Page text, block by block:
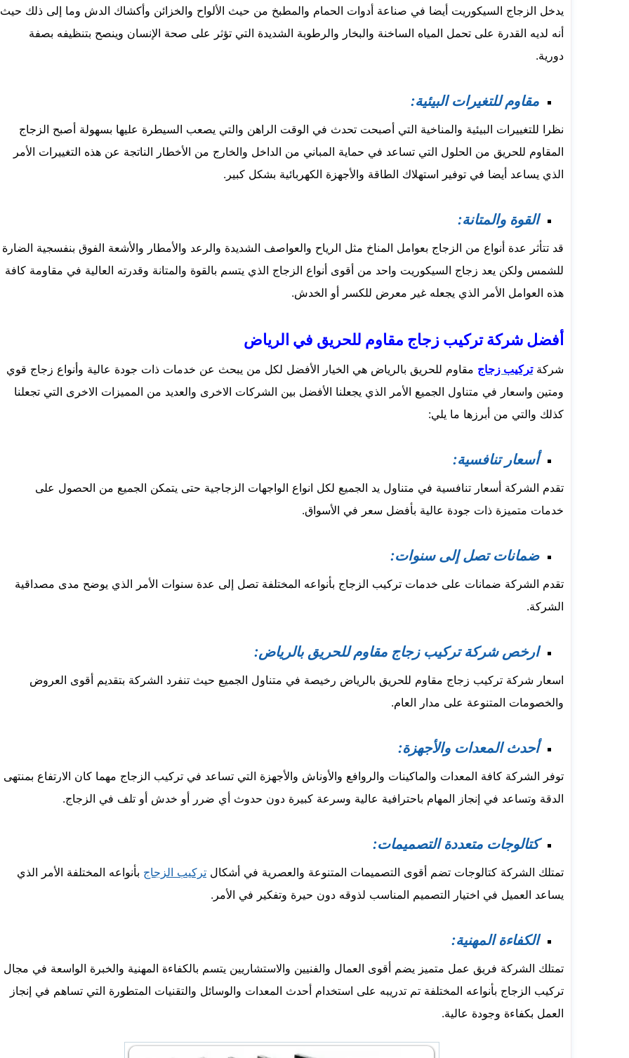
يدخل الزجاج السيكوريت أيضا في صناعة أدوات الحمام والمطبخ من حيث الألواح والخزائن وأكشاك الدش وما إلى ذلك حيث
أنه لديه القدرة على تحمل المياه الساخنة والبخار والرطوبة الشديدة التي تؤثر على صحة الإنسان وينصح بتنظيفه بصفة
دورية.
مقاوم للتغيرات البيئية:
نظرا للتغييرات البيئية والمناخية التي أصبحت تحدث في الوقت الراهن والتي يصعب السيطرة عليها بسهولة أصبح الزجاج
المقاوم للحريق من الحلول التي تساعد في حماية المباني من الداخل والخارج من الأخطار الناتجة عن هذه التغييرات الأمر
الذي يساعد أيضا في توفير استهلاك الطاقة والأجهزة الكهربائية بشكل كبير.
القوة والمتانة:
قد تتأثر عدة أنواع من الزجاج بعوامل المناخ مثل الرياح والعواصف الشديدة والرعد والأمطار والأشعة الفوق بنفسجية الضارة
للشمس ولكن يعد زجاج السيكوريت واحد من أقوى أنواع الزجاج الذي يتسم بالقوة والمتانة وقدرته العالية في مقاومة كافة
هذه العوامل الأمر الذي يجعله غير معرض للكسر أو الخدش.
أفضل شركة تركيب زجاج مقاوم للحريق في الرياض
شركةتركيب زجاج مقاوم للحريق بالرياض هي الخيار الأفضل لكل من يبحث عن خدمات ذات جودة عالية وأنواع زجاج قوي
ومتين واسعار في متناول الجميع الأمر الذي يجعلنا الأفضل بين الشركات الاخرى والعديد من المميزات الاخرى التي تجعلنا
كذلك والتي من أبرزها ما يلي:
أسعار تنافسية:
تقدم الشركة أسعار تنافسية في متناول يد الجميع لكل انواع الواجهات الزجاجية حتى يتمكن الجميع من الحصول على
خدمات متميزة ذات جودة عالية بأفضل سعر في الأسواق.
ضمانات تصل إلى سنوات:
تقدم الشركة ضمانات على خدمات تركيب الزجاج بأنواعه المختلفة تصل إلى عدة سنوات الأمر الذي يوضح مدى مصداقية
الشركة.
ارخص شركة تركيب زجاج مقاوم للحريق بالرياض:
اسعار شركة تركيب زجاج مقاوم للحريق بالرياض رخيصة في متناول الجميع حيث تنفرد الشركة بتقديم أقوى العروض
والخصومات المتنوعة على مدار العام.
أحدث المعدات والأجهزة:
توفر الشركة كافة المعدات والماكينات والروافع والأوناش والأجهزة التي تساعد في تركيب الزجاج مهما كان الارتفاع بمنتهى
الدقة وتساعد في إنجاز المهام باحترافية عالية وسرعة كبيرة دون حدوث أي ضرر أو خدش أو تلف في الزجاج.
كتالوجات متعددة التصميمات:
تمتلك الشركة كتالوجات تضم أقوى التصميمات المتنوعة والعصرية في أشكال تركيب الزجاج بأنواعه المختلفة الأمر الذي
يساعد العميل في اختيار التصميم المناسب لذوقه دون حيرة وتفكير في الأمر.
الكفاءة المهنية:
تمتلك الشركة فريق عمل متميز يضم أقوى العمال والفنيين والاستشاريين يتسم بالكفاءة المهنية والخبرة الواسعة في مجال
تركيب الزجاج بأنواعه المختلفة تم تدريبه على استخدام أحدث المعدات والوسائل والتقنيات المتطورة التي تساهم في إنجاز
العمل بكفاءة وجودة عالية.